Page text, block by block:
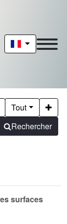
Tout
Rechercher
surfaces